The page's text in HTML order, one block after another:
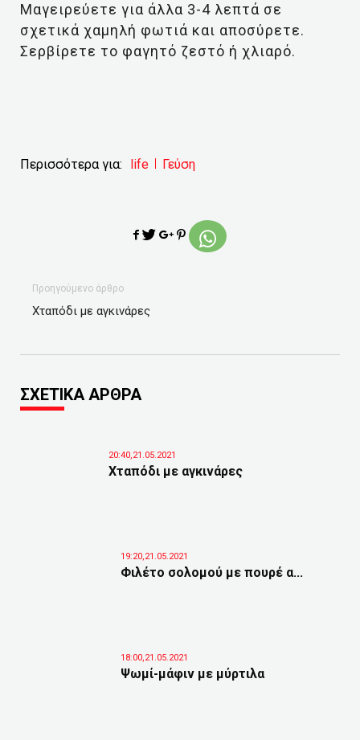
Μαγειρεύετε για άλλα 3-4 λεπτά σε
σχετικά χαμηλή φωτιά και αποσύρετε.
Σερβίρετε το φαγητό ζεστό ή χλιαρό.
Περισσότερα για: life Γεύση
Προηγούμενο άρθρο
Χταπόδι με αγκινάρες
ΣΧΕΤΙΚΑ ΑΡΘΡΑ
20:40,21.05.2021
Χταπόδι με αγκινάρες
19:20,21.05.2021
Φιλέτο σολομού με πουρέ α...
18:00,21.05.2021
Ψωμί-μάφιν με μύρτιλα